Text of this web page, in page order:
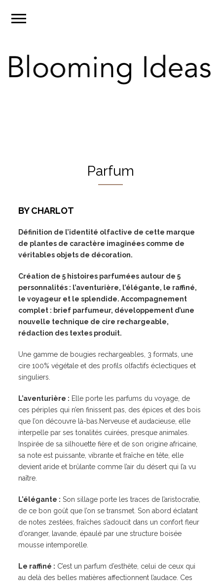
Parfum
BY CHARLOT
Définition de l’identité olfactive de cette marque
de plantes de caractère imaginées comme de
véritables objets de décoration.
Création de 5 histoires parfumées autour de 5
personnalités : l’aventurière, l’élégante, le raffiné,
le voyageur et le splendide. Accompagnement
complet : brief parfumeur, développement d’une
nouvelle technique de cire rechargeable,
rédaction des textes produit.
Une gamme de bougies rechargeables, 3 formats, une
cire 100% végétale et des profils olfactifs éclectiques et
singuliers.
L’aventurière : Elle porte les parfums du voyage, de
ces périples qui n’en finissent pas, des épices et des bois
que l’on découvre là-bas.Nerveuse et audacieuse, elle
interpelle par ses tonalités cuirées, presque animales.
Inspirée de sa silhouette fière et de son origine africaine,
sa note est puissante, vibrante et fraîche en tête, elle
devient aride et brûlante comme l’air du désert qui l’a vu
naître.
L’élégante : Son sillage porte les traces de l’aristocratie,
de ce bon goût que l’on se transmet. Son abord éclatant
de notes zestées, fraîches s’adoucit dans un confort fleur
d’oranger, lavande, épaulé par une structure boisée
mousse intemporelle.
Le raffiné : C’est un parfum d’esthète, celui de ceux qui
au delà des belles matières affectionnent l’audace. Ces